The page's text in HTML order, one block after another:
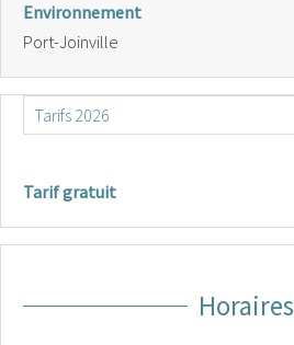
Environnement
Port-Joinville
Tarif gratuit
Horaires